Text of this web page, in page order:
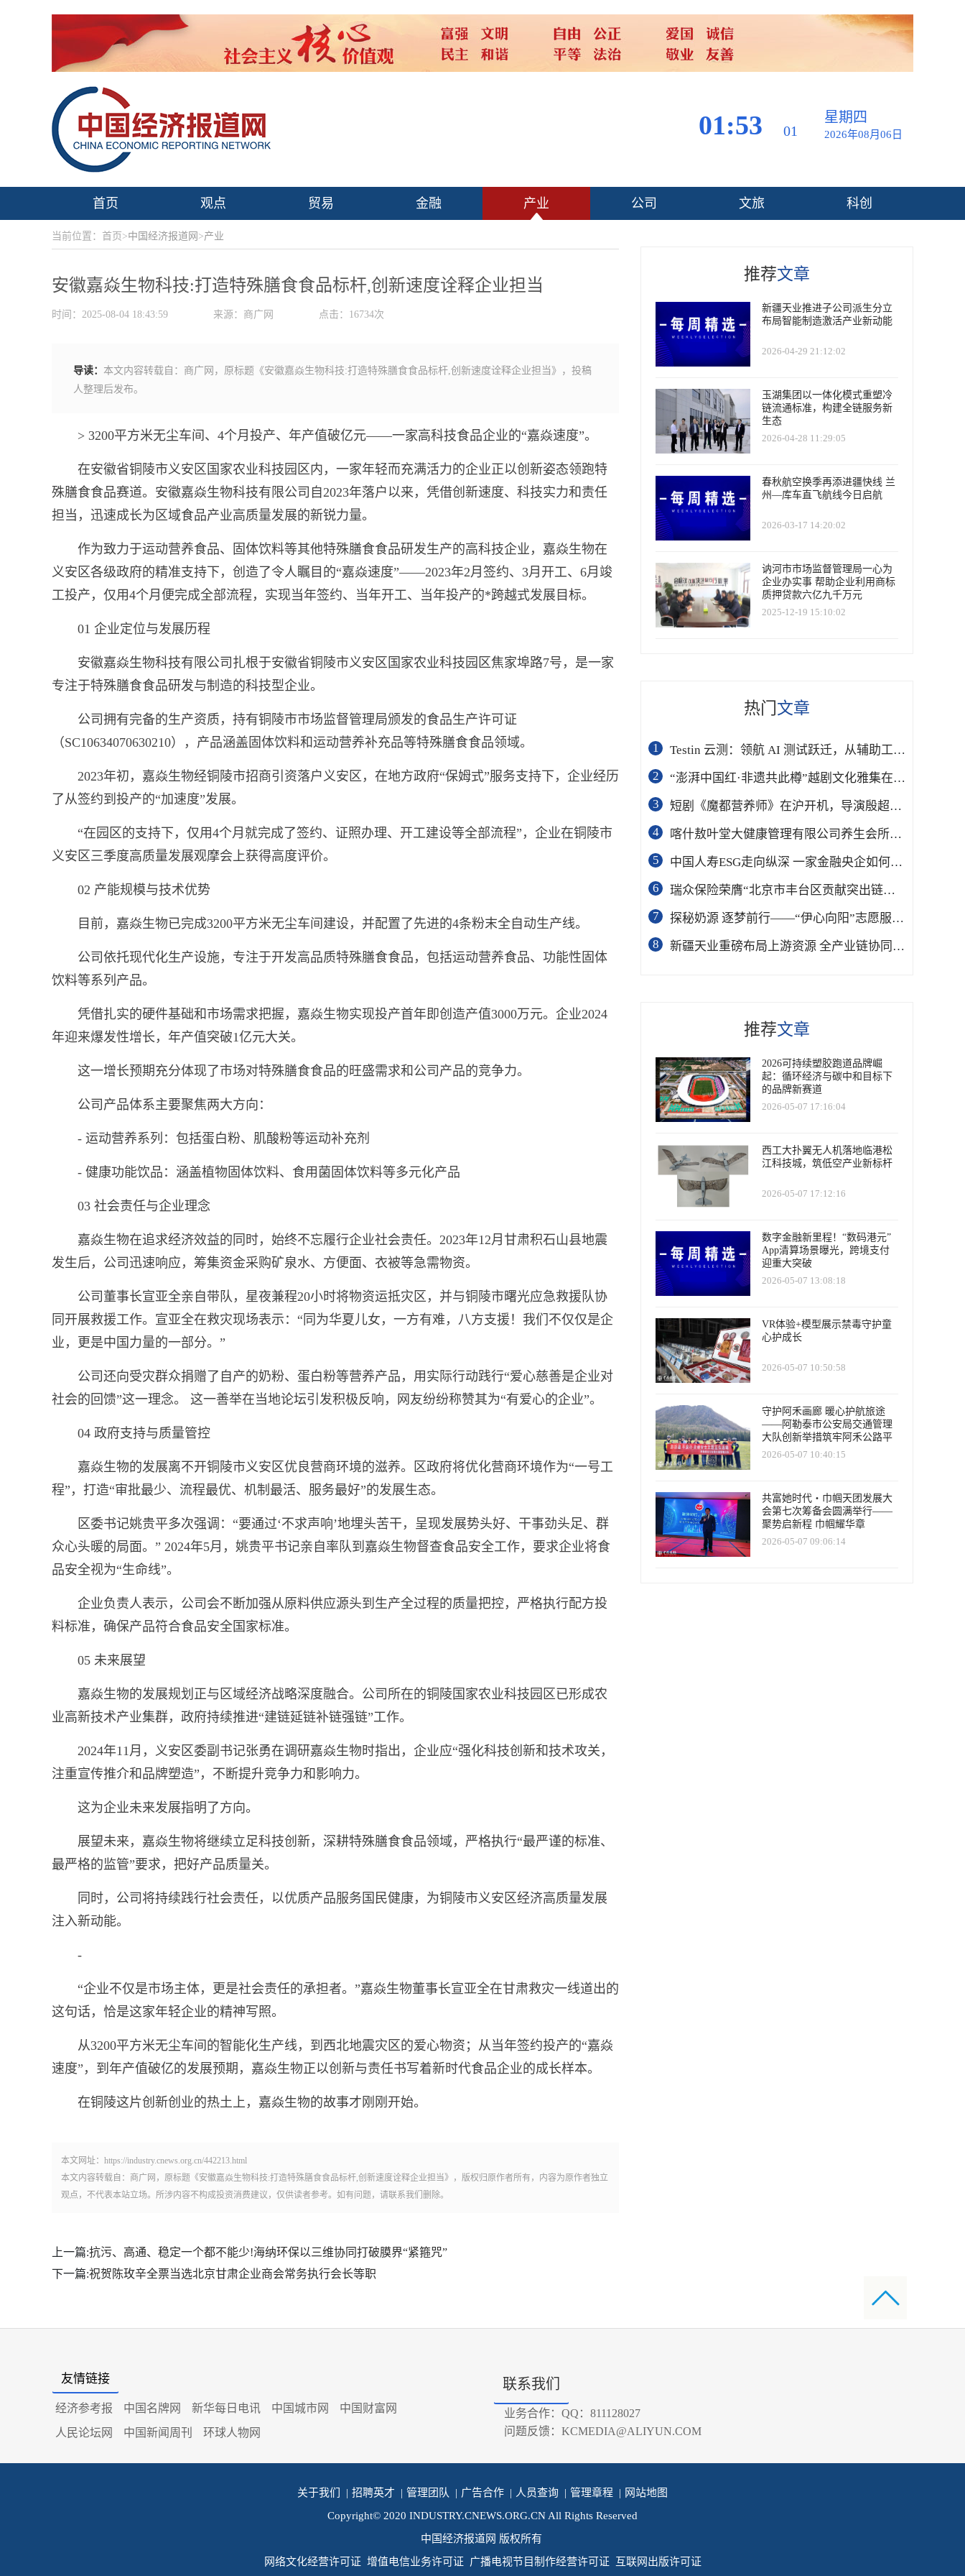
01:53 02
星期四
2026年08月06日
首页 观点 贸易 金融 产业 公司 文旅 科创
当前位置：首页>中国经济报道网 >产业
安徽嘉焱生物科技:打造特殊膳食食品标杆,创新速度诠释企业担当
时间：2025-08-04 18:43:59 来源：商广网 点击：16734次
导读： 本文内容转载自：商广网，原标题《安徽嘉焱生物科技:打造特殊膳食食品标杆,创新速度诠释企业担当》，投稿
人整理后发布。
> 3200平方米无尘车间、4个月投产、年产值破亿元——一家高科技食品企业的“嘉焱速度”。
在安徽省铜陵市义安区国家农业科技园区内，一家年轻而充满活力的企业正以创新姿态领跑特
殊膳食食品赛道。安徽嘉焱生物科技有限公司自2023年落户以来，凭借创新速度、科技实力和责任
担当，迅速成长为区域食品产业高质量发展的新锐力量。
作为致力于运动营养食品、固体饮料等其他特殊膳食食品研发生产的高科技企业，嘉焱生物在
义安区各级政府的精准支持下，创造了令人瞩目的“嘉焱速度”——2023年2月签约、3月开工、6月竣
工投产，仅用4个月便完成全部流程，实现当年签约、当年开工、当年投产的*跨越式发展目标。
01 企业定位与发展历程
安徽嘉焱生物科技有限公司扎根于安徽省铜陵市义安区国家农业科技园区焦家埠路7号，是一家
专注于特殊膳食食品研发与制造的科技型企业。
公司拥有完备的生产资质，持有铜陵市市场监督管理局颁发的食品生产许可证
（SC10634070630210），产品涵盖固体饮料和运动营养补充品等特殊膳食食品领域。
2023年初，嘉焱生物经铜陵市招商引资落户义安区，在地方政府“保姆式”服务支持下，企业经历
了从签约到投产的“加速度”发展。
“在园区的支持下，仅用4个月就完成了签约、证照办理、开工建设等全部流程”，企业在铜陵市
义安区三季度高质量发展观摩会上获得高度评价。
02 产能规模与技术优势
目前，嘉焱生物已完成3200平方米无尘车间建设，并配置了先进的4条粉末全自动生产线。
公司依托现代化生产设施，专注于开发高品质特殊膳食食品，包括运动营养食品、功能性固体
饮料等系列产品。
凭借扎实的硬件基础和市场需求把握，嘉焱生物实现投产首年即创造产值3000万元。企业2024
年迎来爆发性增长，年产值突破1亿元大关。
这一增长预期充分体现了市场对特殊膳食食品的旺盛需求和公司产品的竞争力。
公司产品体系主要聚焦两大方向：
- 运动营养系列：包括蛋白粉、肌酸粉等运动补充剂
- 健康功能饮品：涵盖植物固体饮料、食用菌固体饮料等多元化产品
03 社会责任与企业理念
嘉焱生物在追求经济效益的同时，始终不忘履行企业社会责任。2023年12月甘肃积石山县地震
发生后，公司迅速响应，筹集资金采购矿泉水、方便面、衣被等急需物资。
公司董事长宣亚全亲自带队，星夜兼程20小时将物资运抵灾区，并与铜陵市曙光应急救援队协
同开展救援工作。宣亚全在救灾现场表示：“同为华夏儿女，一方有难，八方支援！我们不仅仅是企
业，更是中国力量的一部分。”
公司还向受灾群众捐赠了自产的奶粉、蛋白粉等营养产品，用实际行动践行“爱心慈善是企业对
社会的回馈”这一理念。 这一善举在当地论坛引发积极反响，网友纷纷称赞其为“有爱心的企业”。
04 政府支持与质量管控
嘉焱生物的发展离不开铜陵市义安区优良营商环境的滋养。区政府将优化营商环境作为“一号工
程”，打造“审批最少、流程最优、机制最活、服务最好”的发展生态。
区委书记姚贵平多次强调：“要通过‘不求声响’地埋头苦干，呈现发展势头好、干事劲头足、群
众心头暖的局面。” 2024年5月，姚贵平书记亲自率队到嘉焱生物督查食品安全工作，要求企业将食
品安全视为“生命线”。
企业负责人表示，公司会不断加强从原料供应源头到生产全过程的质量把控，严格执行配方投
料标准，确保产品符合食品安全国家标准。
05 未来展望
嘉焱生物的发展规划正与区域经济战略深度融合。公司所在的铜陵国家农业科技园区已形成农
业高新技术产业集群，政府持续推进“建链延链补链强链”工作。
2024年11月，义安区委副书记张勇在调研嘉焱生物时指出，企业应“强化科技创新和技术攻关，
注重宣传推介和品牌塑造”，不断提升竞争力和影响力。
这为企业未来发展指明了方向。
展望未来，嘉焱生物将继续立足科技创新，深耕特殊膳食食品领域，严格执行“最严谨的标准、
最严格的监管”要求，把好产品质量关。
同时，公司将持续践行社会责任，以优质产品服务国民健康，为铜陵市义安区经济高质量发展
注入新动能。
-
“企业不仅是市场主体，更是社会责任的承担者。”嘉焱生物董事长宣亚全在甘肃救灾一线道出的
这句话，恰是这家年轻企业的精神写照。
从3200平方米无尘车间的智能化生产线，到西北地震灾区的爱心物资；从当年签约投产的“嘉焱
速度”，到年产值破亿的发展预期，嘉焱生物正以创新与责任书写着新时代食品企业的成长样本。
在铜陵这片创新创业的热土上，嘉焱生物的故事才刚刚开始。
本文网址：https://industry.cnews.org.cn/442213.html
本文内容转载自：商广网，原标题《安徽嘉焱生物科技:打造特殊膳食食品标杆,创新速度诠释企业担当》，版权归原作者所有，内容为原作者独立
观点，不代表本站立场。所涉内容不构成投资消费建议，仅供读者参考。如有问题，请联系我们删除。
上一篇:抗污、高通、稳定一个都不能少!海纳环保以三维协同打破膜界“紧箍咒”
下一篇:祝贺陈玫辛全票当选北京甘肃企业商会常务执行会长等职
推荐文章
新疆天业推进子公司派生分立
布局智能制造激活产业新动能
2026-04-29 21:12:02
玉湖集团以一体化模式重塑冷
链流通标准，构建全链服务新
生态
2026-04-28 11:29:05
春秋航空换季再添进疆快线 兰
州—库车直飞航线今日启航
2026-03-17 14:20:02
讷河市市场监督管理局一心为
企业办实事 帮助企业利用商标
质押贷款六亿九千万元
2025-12-19 15:10:02
热门 文章
1
Testin 云测：领航 AI 测试跃迁，从辅助工具到软件工程基础设施
2
“澎湃中国红·非遗共此樽”越剧文化雅集在杭举行
3
短剧《魔都营养师》在沪开机，导演殷超携手礼仪专家周思敏聚焦国民健康
4
喀什敖叶堂大健康管理有限公司养生会所盛大开业
5
中国人寿ESG走向纵深 一家金融央企如何连接国家战略与民生需求
6
瑞众保险荣膺“北京市丰台区贡献突出链长单位”奖项
7
​探秘奶源 逐梦前行——“伊心向阳”志愿服务队开展幼儿园科普公益志愿活动
8
新疆天业重磅布局上游资源 全产业链协同再塑成长新动能
推荐文章
2026可持续塑胶跑道品牌崛
起：循环经济与碳中和目标下
的品牌新赛道
2026-05-07 17:16:04
西工大扑翼无人机落地临港松
江科技城，筑低空产业新标杆
2026-05-07 17:12:16
数字金融新里程！“数码港元”
App清算场景曝光，跨境支付
迎重大突破
2026-05-07 13:08:18
VR体验+模型展示禁毒守护童
心护成长
2026-05-07 10:50:58
守护阿禾画廊 暖心护航旅途
——阿勒泰市公安局交通管理
大队创新举措筑牢阿禾公路平
安防线
2026-05-07 10:40:15
共富她时代・巾帼天团发展大
会第七次筹备会圆满举行——
聚势启新程 巾帼耀华章
2026-05-07 09:06:14
友情链接
经济参考报 中国名牌网 新华每日电讯 中国城市网
中国财富网
人民论坛网
中国新闻周刊 环球人物网
联系我们
业务合作：QQ：811128027
问题反馈：KCMEDIA@ALIYUN.COM
关于我们 | 招聘英才 | 管理团队 | 广告合作 | 人员查询 | 管理章程 | 网站地图
Copyright© 2020 INDUSTRY.CNEWS.ORG.CN All Rights Reserved
中国经济报道网 版权所有
网络文化经营许可证 增值电信业务许可证 广播电视节目制作经营许可证 互联网出版许可证